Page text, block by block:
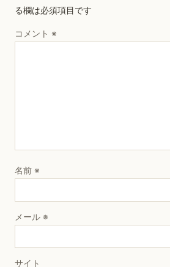
る欄は必須項目です
コメント ※
名前 ※
メール ※
サイト